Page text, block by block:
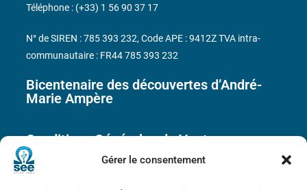
Gérer le consentement
Bicentenaire des découvertes d’André-
Marie Ampère
Conditions Générales de Vente
Téléphone : (+33) 1 56 90 37 17
N° de SIREN : 785 393 232, Code APE : 9412Z TVA intra-
communautaire : FR44 785 393 232